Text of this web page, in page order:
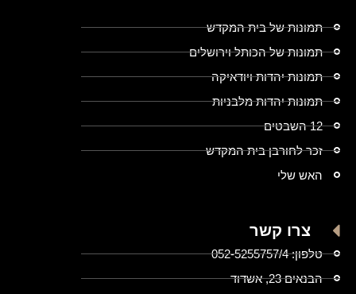
תמונות של בית המקדש
תמונות של הכותל וירושלים
תמונות יהדות ויודאיקה
תמונות יהדות מלבניות
12 השבטים
זכר לחורבן בית המקדש
האש שלי
צרו קשר
טלפון: 052-5255757/4
הבנאים 23, אשדוד